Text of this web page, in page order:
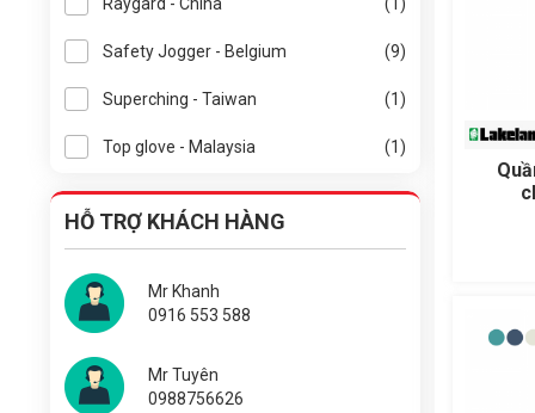
Safety Jogger - Belgium (9)
Superching - Taiwan (1)
Top glove - Malaysia (1)
HỖ TRỢ KHÁCH HÀNG
Mr Khanh
0916 553 588
Mr Tuyên
0988756626